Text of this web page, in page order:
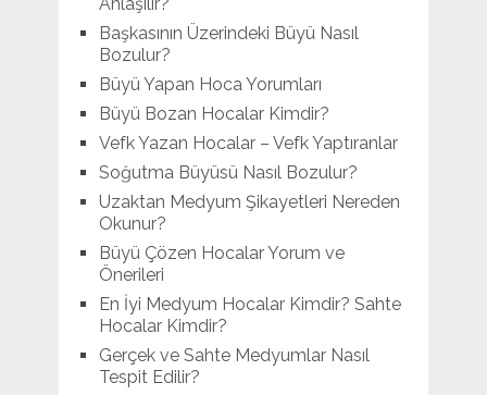
Anlaşılır?
Başkasının Üzerindeki Büyü Nasıl
Bozulur?
Büyü Yapan Hoca Yorumları
Büyü Bozan Hocalar Kimdir?
Vefk Yazan Hocalar – Vefk Yaptıranlar
Soğutma Büyüsü Nasıl Bozulur?
Uzaktan Medyum Şikayetleri Nereden
Okunur?
Büyü Çözen Hocalar Yorum ve
Önerileri
En İyi Medyum Hocalar Kimdir? Sahte
Hocalar Kimdir?
Gerçek ve Sahte Medyumlar Nasıl
Tespit Edilir?